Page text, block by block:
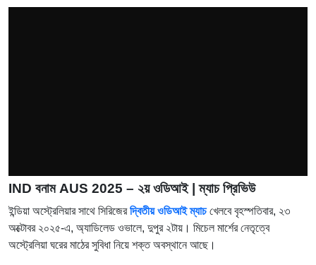
IND বনাম AUS 2025 – ২য় ওডিআই | ম্যাচ প্রিভিউ
ইন্ডিয়া অস্ট্রেলিয়ার সাথে সিরিজেরদ্বিতীয় ওডিআই ম্যাচখেলবে বৃহস্পতিবার, ২৩
অক্টোবর ২০২৫-এ, অ্যাডিলেড ওভালে, দুপুর ২টায়। মিচেল মার্শের নেতৃত্বে
অস্ট্রেলিয়া ঘরের মাঠের সুবিধা নিয়ে শক্ত অবস্থানে আছে।